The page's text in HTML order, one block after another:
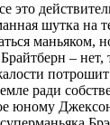
это
шутка на
маньяком,
– нет,
ради
юному